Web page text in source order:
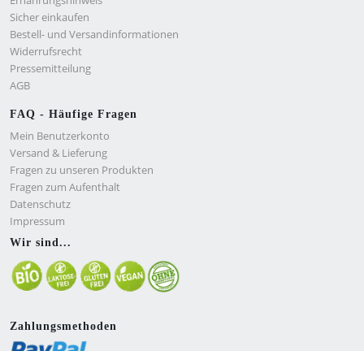
Sicher einkaufen
Bestell- und Versandinformationen
Widerrufsrecht
Pressemitteilung
AGB
FAQ - Häufige Fragen
Mein Benutzerkonto
Versand & Lieferung
Fragen zu unseren Produkten
Fragen zum Aufenthalt
Datenschutz
Impressum
Wir sind...
Zahlungsmethoden